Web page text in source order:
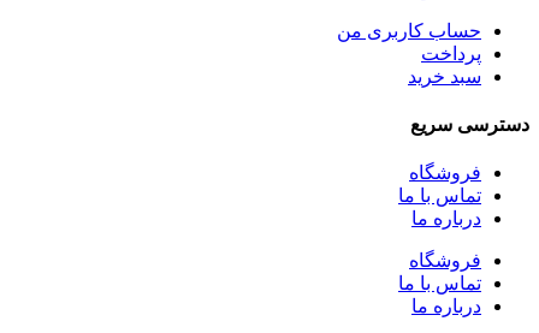
حساب کاربری من
پرداخت
سبد خرید
دسترسی سریع
فروشگاه
تماس با ما
درباره ما
فروشگاه
تماس با ما
درباره ما